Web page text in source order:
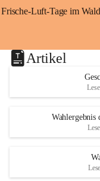
Frische-Luft-Tage im Wald
Artikel
Wahlergebnis